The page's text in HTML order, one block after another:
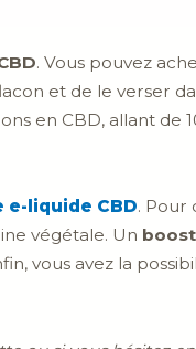
. Vous pouvez
et de le verser
en CBD, allant de
liquide CBD. Pour
végétale. Un
vous avez la